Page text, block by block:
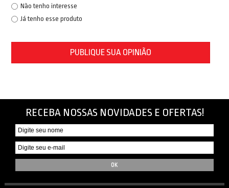
Não tenho interesse
Já tenho esse produto
PUBLIQUE SUA OPINIÃO
RECEBA NOSSAS NOVIDADES E OFERTAS!